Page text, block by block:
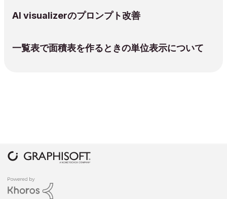
AI visualizerのプロンプト改善
一覧表で面積表を作るときの単位表示について